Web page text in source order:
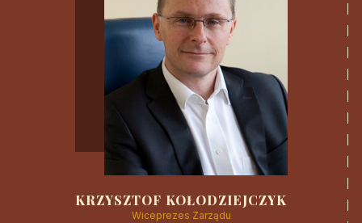
CZYTAJ WIĘCEJ
KRZYSZTOF KOŁODZIEJCZYK
Wiceprezes Zarządu